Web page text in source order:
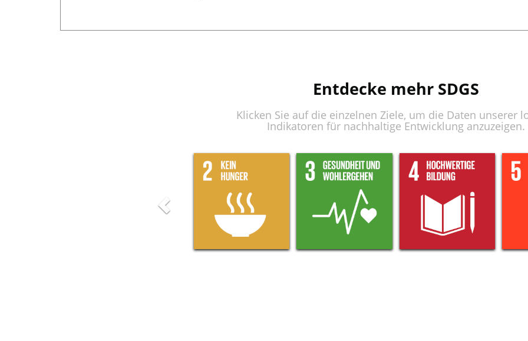
Entdecke mehr SDGS
Klicken Sie auf die einzelnen Ziele, um die Daten unserer
Indikatoren für nachhaltige Entwicklung anzuzeigen.
Previous